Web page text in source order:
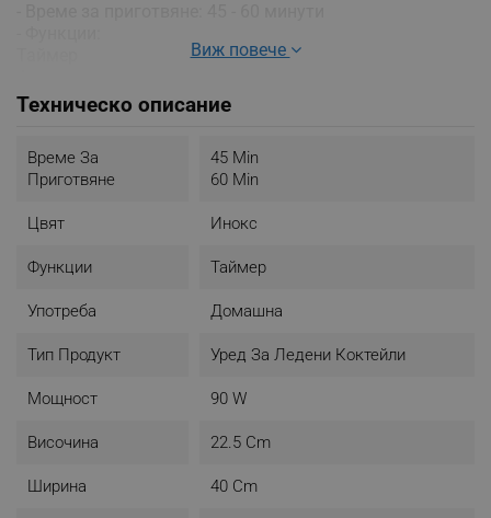
изчакване", който пази сладоледа студен
- Захранване: 220 - 240 V
- Размери (ШхВхД): 40 x 22.5 x 26 см
- Аксесоари в комплекта: мерителна чаша и шпатула
Виж повече
Техническо описание
Време За
Приготвяне
45 Min
60 Min
Цвят Инокс
Функции Таймер
Употреба Домашна
Тип Продукт Уред За Ледени Коктейли
Мощност 90 W
Височина 22.5 Cm
Ширина 40 Cm